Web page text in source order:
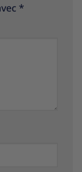
*